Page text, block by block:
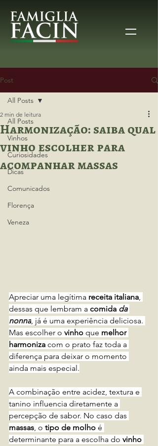
Post
All Posts
Vinhos
Curiosidades
Dicas
Comunicados
Florença
Veneza
All Posts
Harmonização: saiba qual
vinho escolher para
acompanhar massas
2 min de leitura
Apreciar uma legítima receita italiana,
dessas que lembram a comida da
nonna, já é uma experiência deliciosa.
Mas escolher o vinho que melhor
harmoniza com o prato faz toda a
diferença para deixar o momento
ainda mais especial.
A combinação entre acidez, textura e
tanino influencia diretamente a
percepção de sabor. No caso das
massas, o tipo de molho é
determinante para a escolha do vinho